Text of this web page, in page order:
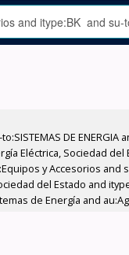
DE ENERGIA
Eléctrica, Sociedad del
y Accesorios and
del Estado and
de Energía and